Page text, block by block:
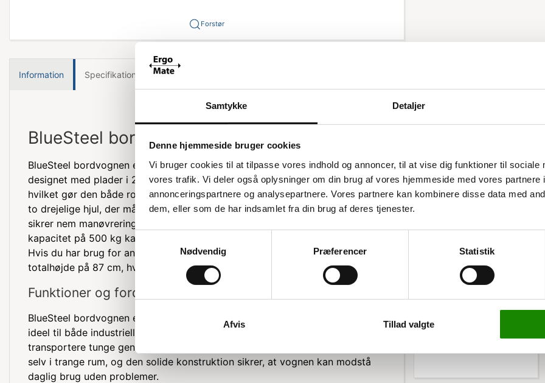
Samtykke Detaljer
Denne hjemmeside bruger cookies
Vi bruger cookies til at tilpasse vores indhold og annoncer, til at vise dig funktioner til sociale
vores trafik. Vi deler også oplysninger om din brug af vores hjemmeside med vores partnere
annonceringspartnere og analysepartnere. Vores partnere kan kombinere disse data med
dem, eller som de har indsamlet fra din brug af deres tjenester.
Samtykkevalg
Nødvendig
Præferencer Statistik
Afvis Tillad valgte
Forstør
Information Specifikationer
BlueSteel bordvogn til mange formål
BlueSteel bordvognen er en alsidig løsning til forskellige opgaver. Den er
designet med plader i 2 mm elforzinket stålplade og et stel i blålakkeret stål,
hvilket gør den både robust og holdbar. Vognen er udstyret med to faste og
to drejelige hjul, der måler 200 x 50 mm og er lavet af massiv gummi. Dette
sikrer nem manøvrering og stabilitet, selv under tung belastning. Med en
kapacitet på 500 kg kan denne bordvogn håndtere en bred vifte af opgaver.
Hvis du har brug for andre typer hjul, kan disse tilkøbes. Vognen har en
totalhøjde på 87 cm, hvilket gør den praktisk til daglig brug.
Funktioner og fordele
BlueSteel bordvognen er ikke kun robust, men også meget praktisk. Den er
ideel til både industrielle og private formål, hvor der er behov for at
transportere tunge genstande. De drejelige hjul gør det nemt at navigere,
selv i trange rum, og den solide konstruktion sikrer, at vognen kan modstå
daglig brug uden problemer.
Ergogreb til ladvogne, 70
519,00 kr
648,75 kr inkl. moms